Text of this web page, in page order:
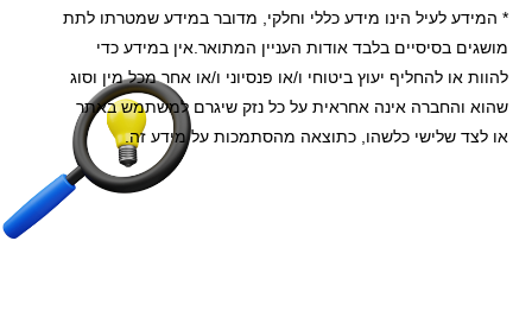
* המידע לעיל הינו מידע כללי וחלקי, מדובר במידע שמטרתו לתת
מושגים בסיסיים בלבד אודות העניין המתואר.אין במידע כדי
להוות או להחליף יעוץ ביטוחי ו/או פנסיוני ו/או אחר מכל מין וסוג
שהוא והחברה אינה אחראית על כל נזק שיגרם למשתמש באתר
או לצד שלישי כלשהו, כתוצאה מהסתמכות על מידע זה.